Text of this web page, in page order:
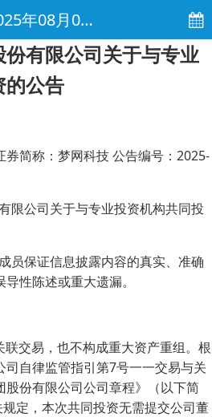
年08月01日 电子报
有限公司关于与专业
的公告
券简称：梦网科技 公告编号：2025-
限公司关于与专业投资机构共同投
员保证信息披露内容的真实、准确
性陈述或重大遗漏。
交易，也不构成重大资产重组。根
自律监管指引第7号一一交易与关
份有限公司公司章程》（以下简
定，本次共同投资无需提交公司董